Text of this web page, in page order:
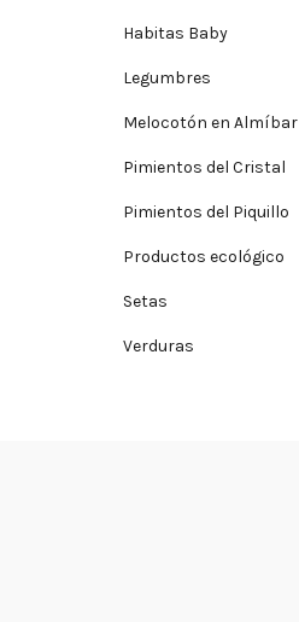
Habitas Baby
Legumbres
Melocotón en Almíbar
Pimientos del Cristal
Pimientos del Piquillo
Productos ecológico
Setas
Verduras